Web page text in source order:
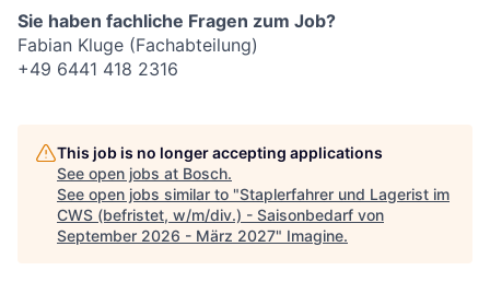
Sie haben fachliche Fragen zum Job?
Fabian Kluge (Fachabteilung)
+49 6441 418 2316
This job is no longer accepting applications
See open jobs at Bosch.
See open jobs similar to "Staplerfahrer und Lagerist im
CWS (befristet, w/m/div.) - Saisonbedarf von
September 2026 - März 2027" Imagine.